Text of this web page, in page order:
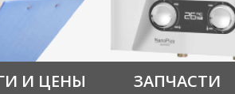
И ЦЕНЫ ЗАПЧАСТИ